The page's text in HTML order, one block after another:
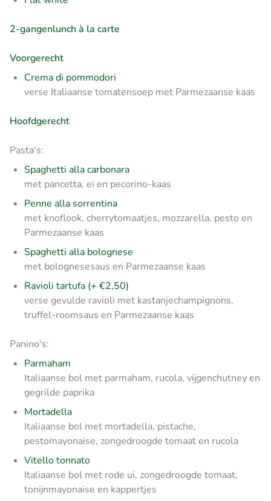
2-gangenlunch à la carte
Voorgerecht
Crema di pommodori
verse Italiaanse tomatensoep met Parmezaanse kaas
Hoofdgerecht
Pasta's:
Spaghetti alla carbonara
met pancetta, ei en pecorino-kaas
Penne alla sorrentina
met knoflook, cherrytomaatjes, mozzarella, pesto en
Parmezaanse kaas
Spaghetti alla bolognese
met bolognesesaus en Parmezaanse kaas
Ravioli tartufa (+ €2,50)
verse gevulde ravioli met kastanjechampignons,
truffel-roomsaus en Parmezaanse kaas
Panino's:
Parmaham
Italiaanse bol met parmaham, rucola, vijgenchutney en
gegrilde paprika
Mortadella
Italiaanse bol met mortadella, pistache,
pestomayonaise, zongedroogde tomaat en rucola
Vitello tonnato
Italiaanse bol met rode ui, zongedroogde tomaat,
tonijnmayonaise en kappertjes